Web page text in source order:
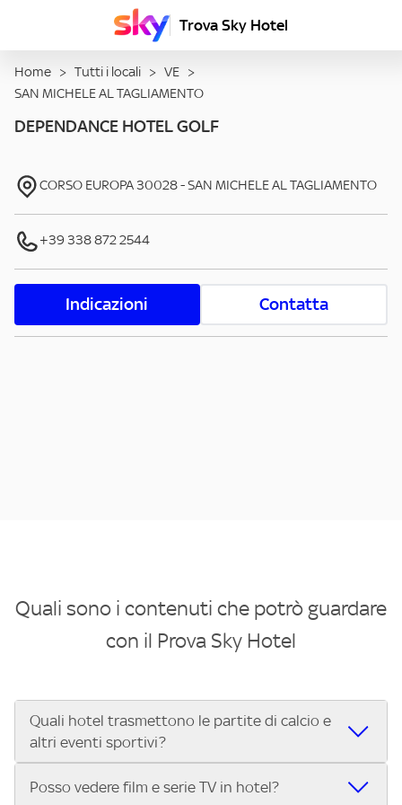
Trova Sky Hotel
Home > Tutti i locali > VE >
SAN MICHELE AL TAGLIAMENTO
DEPENDANCE HOTEL GOLF
CORSO EUROPA30028-SAN MICHELE AL TAGLIAMENTO
+39 338 872 2544
Indicazioni Contatta
Quali sono i contenuti che potrò guardare
con il Prova Sky Hotel
Quali hotel trasmettono le partite di calcio e
altri eventi sportivi?
Se cerchi un hotel dove poter vedere le partite di Serie A,
Posso vedere film e serie TV in hotel?